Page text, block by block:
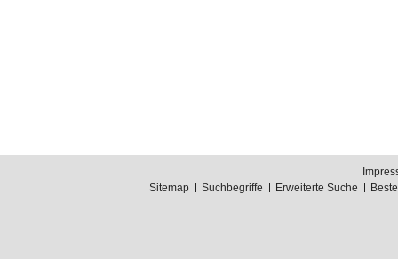
Sitemap
Suchbegriffe Erweiterte Suche